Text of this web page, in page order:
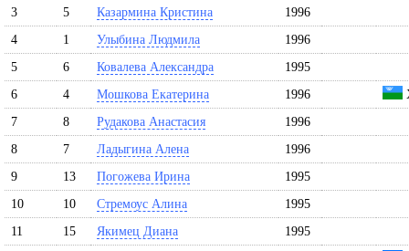
3
5 Казармина Кристина
1996
4
1 Улыбина Людмила
1996
5
6 Ковалева Александра
1995
6
4 Мошкова Екатерина 1996
7
8 Рудакова Анастасия
1996
8
7 Ладыгина Алена
1996
9
13 Погожева Ирина
1995
10
10 Стремоус Алина
1995
11
15 Якимец Диана
1995